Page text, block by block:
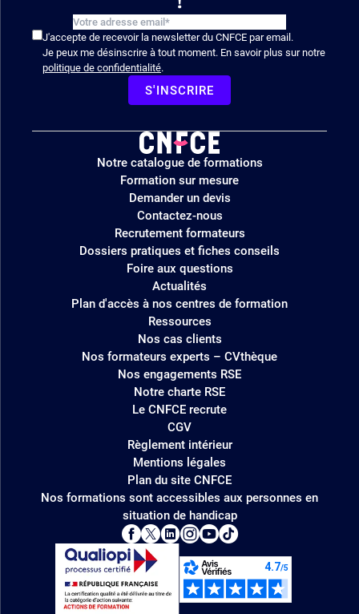
J'accepte de recevoir la newsletter du CNFCE par email.
Je peux me désinscrire à tout moment. En savoir plus sur notre
politique de confidentialité.
S'INSCRIRE
Logo
site
Notre catalogue de formations
Formation sur mesure
Demander un devis
Contactez-nous
Recrutement formateurs
Dossiers pratiques et fiches conseils
Foire aux questions
Actualités
Plan d'accès à nos centres de formation
Ressources
Nos cas clients
Nos formateurs experts – CVthèque
Nos engagements RSE
Notre charte RSE
Le CNFCE recrute
CGV
Règlement intérieur
Mentions légales
Plan du site CNFCE
Nos formations sont accessibles aux personnes en
situation de handicap